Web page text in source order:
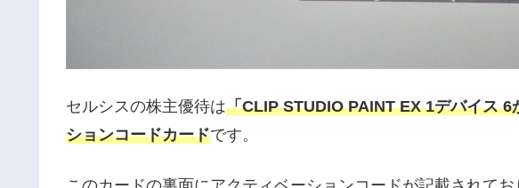
セルシスの株主優待は「CLIP STUDIO PAINT EX 1デバイス
ションコードカードです。